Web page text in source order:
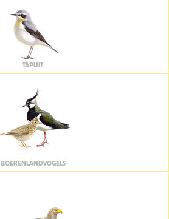
TAPUIT
BOERENLANDVOGELS